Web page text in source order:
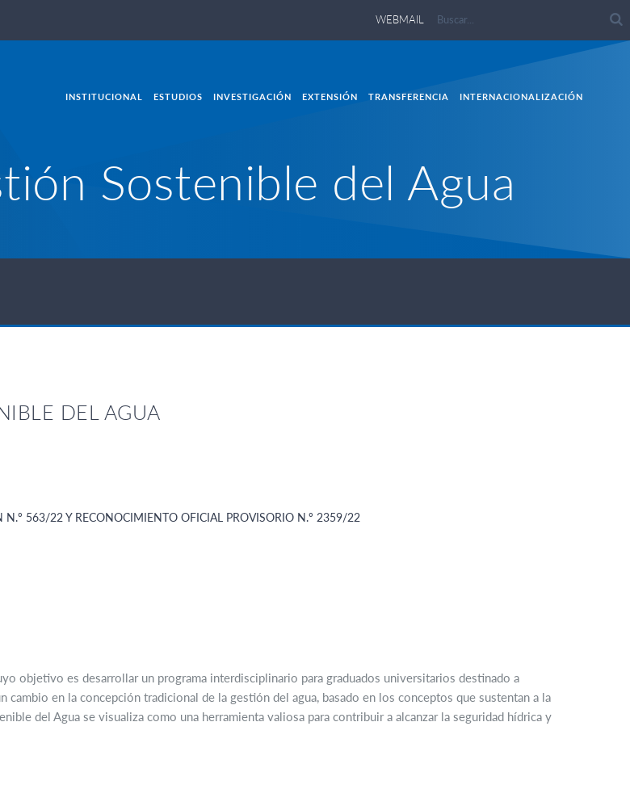
WEBMAIL
INSTITUCIONAL ESTUDIOS INVESTIGACIÓN EXTENSIÓN TRANSFERENCIA INTERNACIONALIZACIÓN
Sostenible del Agua
DEL AGUA
N.º 563/22 Y RECONOCIMIENTO OFICIAL PROVISORIO N.º 2359/22
objetivo es desarrollar un programa interdisciplinario para graduados universitarios destinado a
en la concepción tradicional de la gestión del agua, basado en los conceptos que sustentan a la
del Agua se visualiza como una herramienta valiosa para contribuir a alcanzar la seguridad hídrica y